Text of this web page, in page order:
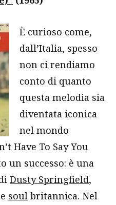
È curioso come,
dall’Italia, spesso
non ci rendiamo
conto di quanto
questa melodia sia
diventata iconica
nel mondo
Have To Say You
un successo: è una
Dusty Springfield,
soul britannica. Nel